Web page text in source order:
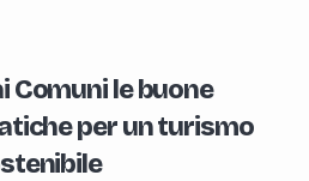
Comuni le buone
per un turismo